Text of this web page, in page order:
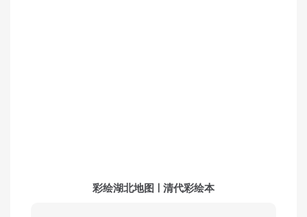
彩绘湖北地图 | 清代彩绘本